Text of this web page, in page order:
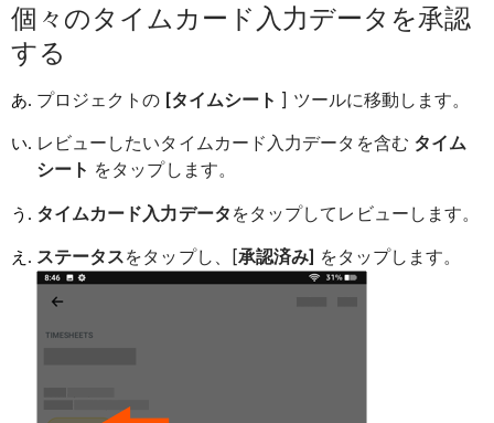
個々のタイムカード入力データを承認
する
プロジェクトの [タイムシート ] ツールに移動します。
レビューしたいタイムカード入力データを含む タイム
シート をタップします。
タイムカード入力データ をタップしてレビューします。
ステータスをタップし、[承認済み] をタップします。